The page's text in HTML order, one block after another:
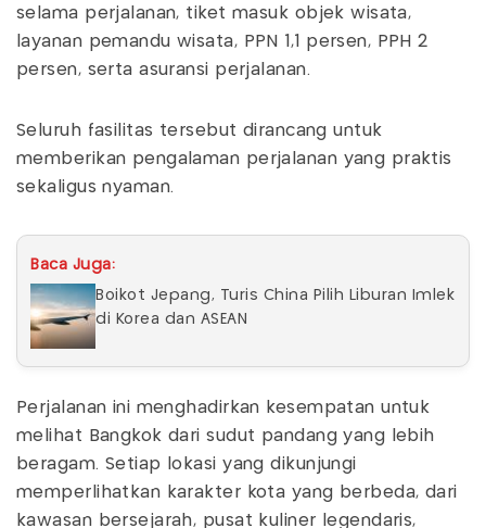
selama perjalanan, tiket masuk objek wisata,
layanan pemandu wisata, PPN 1,1 persen, PPH 2
persen, serta asuransi perjalanan.
Seluruh fasilitas tersebut dirancang untuk
memberikan pengalaman perjalanan yang praktis
sekaligus nyaman.
Baca Juga:
Boikot Jepang, Turis China Pilih Liburan Imlek
di Korea dan ASEAN
Perjalanan ini menghadirkan kesempatan untuk
melihat Bangkok dari sudut pandang yang lebih
beragam. Setiap lokasi yang dikunjungi
memperlihatkan karakter kota yang berbeda, dari
kawasan bersejarah, pusat kuliner legendaris,